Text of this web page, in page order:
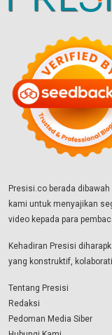
Presisi.co berada
kami untuk menyajikan
video kepada para
Kehadiran Presisi
yang konstruktif,
Tentang Presisi
Redaksi
Pedoman Media Siber